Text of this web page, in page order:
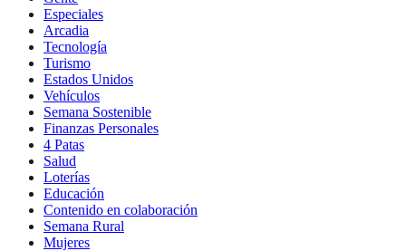
Especiales
Arcadia
Tecnología
Turismo
Estados Unidos
Vehículos
Semana Sostenible
Finanzas Personales
4 Patas
Salud
Loterías
Educación
Contenido en colaboración
Semana Rural
Mujeres